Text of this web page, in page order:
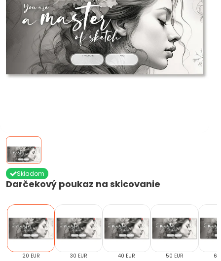
Darčekový poukaz na skicovanie
Skladom
20 EUR 30 EUR 40 EUR 50 EUR 60